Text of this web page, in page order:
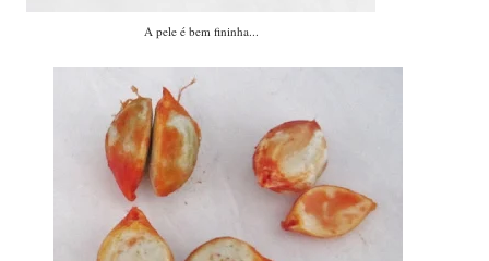
A pele é bem fininha...